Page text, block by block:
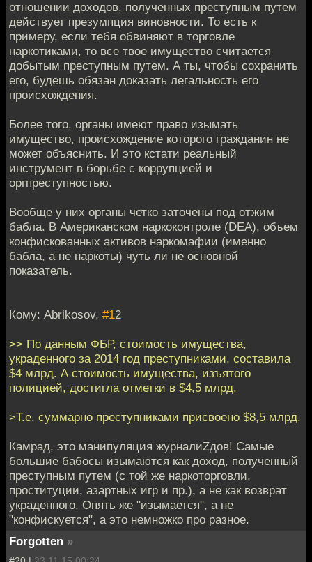
отношении доходов, полученных преступным путем
действует презумпция виновности. То есть к
примеру, если тебя обвиняют в торговле
наркотиками, то все твое имущество считается
добытым преступным путем. А ты, чтобы сохранить
его, будешь обязан доказать легальность его
происхождения.
Более того, органы имеют право изымать
имущество, происхождение которого гражданин не
может объяснить. И это кстати реальный
инструмент в борьбе с коррупцией и
оргпреступностью.
Вообще у них органы четко заточены под отжим
бабла. В Американском наркоконтроле (DEA), объем
конфискованных активов наркомафии (именно
бабла, а не наркоты) чуть ли не основной
показатель.
Кому: Abrikosov, #12
>> По данным ФБР, стоимость имущества,
украденного за 2014 год преступниками, составила
$4 млрд. А стоимость имущества, изъятого
полицией, достигла отметки в $4,5 млрд.
>Т.е. суммарно преступниками присвоено $8,5 млрд.
Камрад, это манипуляция журналиZдов! Самые
большие бабосы изымаются как доход, полученный
преступным путем (с той же наркоторговли,
проституции, азартных игр и пр.), а не как возврат
украденного. Опять же "изымается", а не
"конфискуется", а это немножко про разное.
Forgotten »